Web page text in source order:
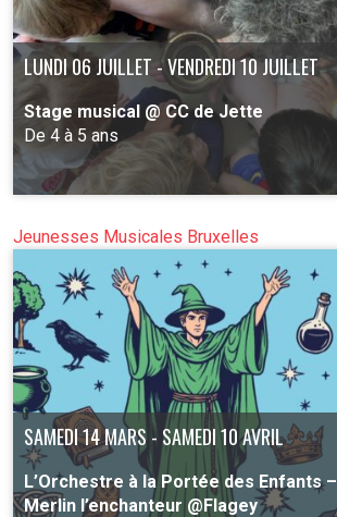
LUNDI 06 JUILLET - VENDREDI 10 JUILLET
Stage musical @ CC de Jette
De 4 à 5 ans
PLUS D'INFO
Jeunesses Musicales Bruxelles
SAMEDI 14 MARS - SAMEDI 10 AVRIL
L’Orchestre à la Portée des Enfants –
Merlin l’enchanteur @Flagey